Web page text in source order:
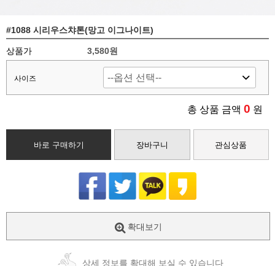
#1088 시리우스챠톤(망고 이그나이트)
상품가 3,580원
사이즈
총 상품 금액 0 원
바로 구매하기 장바구니 관심상품
확대보기
상세 정보를 확대해 보실 수 있습니다